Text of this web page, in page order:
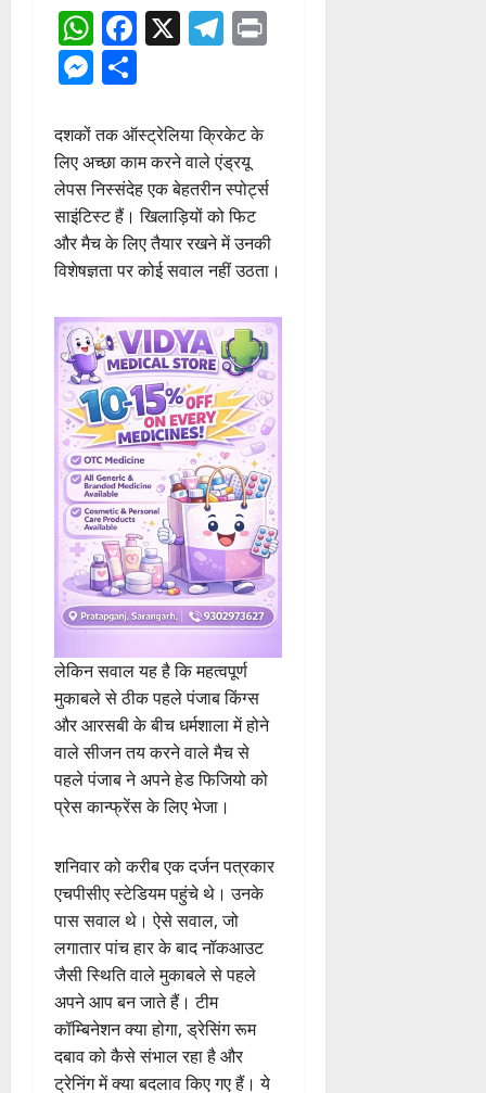
WhatsApp
Facebook
X Telegram
Messenger
Share
दशकों तक ऑस्ट्रेलिया क्रिकेट के
लिए अच्छा काम करने वाले एंड्रयू
लेपस निस्संदेह एक बेहतरीन स्पो‌र्ट्स
साइंटिस्ट हैं। खिलाड़ियों को फिट
और मैच के लिए तैयार रखने में उनकी
विशेषज्ञता पर कोई सवाल नहीं उठता।
लेकिन सवाल यह है कि महत्वपूर्ण
मुकाबले से ठीक पहले पंजाब किंग्स
और आरसबी के बीच धर्मशाला में होने
वाले सीजन तय करने वाले मैच से
पहले पंजाब ने अपने हेड फिजियो को
प्रेस कान्फ्रेंस के लिए भेजा।
शनिवार को करीब एक दर्जन पत्रकार
एचपीसीए स्टेडियम पहुंचे थे। उनके
पास सवाल थे। ऐसे सवाल, जो
लगातार पांच हार के बाद नॉकआउट
जैसी स्थिति वाले मुकाबले से पहले
अपने आप बन जाते हैं। टीम
कॉम्बिनेशन क्या होगा, ड्रेसिंग रूम
दबाव को कैसे संभाल रहा है और
ट्रेनिंग में क्या बदलाव किए गए हैं। ये